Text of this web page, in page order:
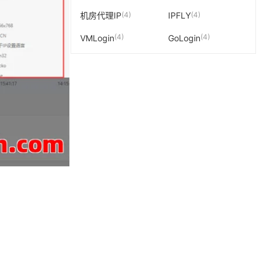
机房代理IP(4) IPFLY(4)
VMLogin(4) GoLogin(4)